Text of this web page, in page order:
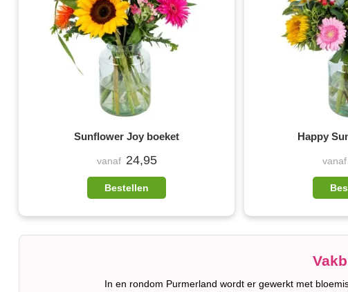
Sunflower Joy boeket
vanaf 24,95
Bestellen
Happy
vanaf
In en rondom Purmerland wordt er gewerkt met